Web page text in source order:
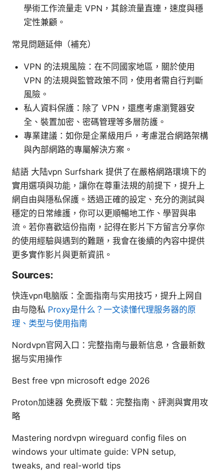
學術工作流量走 VPN，其餘流量直連，速度與穩
定性兼顧。
常見問題延伸（補充）
VPN 的法規風險：在不同國家地區，關於使用
VPN 的法規與監管政策不同，使用者需自行判斷
風險。
私人資料保護：除了 VPN，還應考慮瀏覽器安
全、裝置加密、密碼管理等多層防護。
專業建議：如你是企業級用戶，考慮混合網路架構
與內部網路的專屬解決方案。
結語 大陆vpn Surfshark 提供了在嚴格網路環境下的
實用選項與功能，讓你在尊重法規的前提下，提升上
網自由與隱私保護。透過正確的設定、充分的測試與
穩定的日常維護，你可以更順暢地工作、學習與串
流。若你喜歡這份指南，記得在影片下方留言分享你
的使用經驗與遇到的難題，我會在後續的內容中提供
更多實作影片與更新資訊。
Sources:
快连vpn电脑版：全面指南与实用技巧，提升上网自
由与隐私 Proxy是什么？一文读懂代理服务器的原
理、类型与使用指南
Nordvpn官网入口：完整指南与最新信息，含最新数
据与实用操作
Best free vpn microsoft edge 2026
Proton加速器 免费版下载：完整指南、評測與實用攻
略
Mastering nordvpn wireguard config files on
windows your ultimate guide: VPN setup,
tweaks, and real-world tips